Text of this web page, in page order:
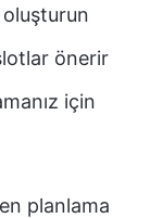
önerir
için
planlama